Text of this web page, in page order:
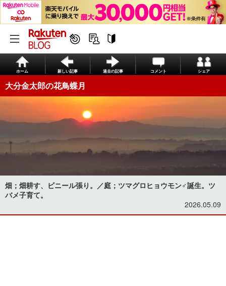
ホーム 新しい記事 過去の記事 コメント シェア
大分金太郎の花鳥蝶月
畑；畑耕す、ビニール張り。／庭；ツマグロヒョウモン♂誕生。ツ
バメ子育て。
2026.05.09